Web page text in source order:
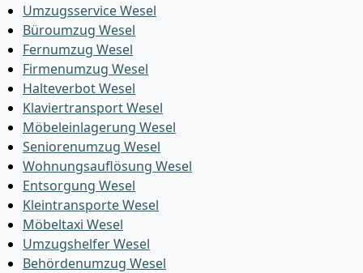
Umzugsservice Wesel
Büroumzug Wesel
Fernumzug Wesel
Firmenumzug Wesel
Halteverbot Wesel
Klaviertransport Wesel
Möbeleinlagerung Wesel
Seniorenumzug Wesel
Wohnungsauflösung Wesel
Entsorgung Wesel
Kleintransporte Wesel
Möbeltaxi Wesel
Umzugshelfer Wesel
Behördenumzug Wesel